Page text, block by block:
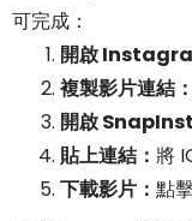
可完成：
開啟
複製影片連結：
開啟
貼上連結： 將
下載影片： 點